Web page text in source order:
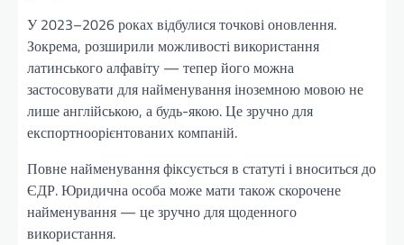
У 2023–2026 роках відбулися точкові оновлення.
Зокрема, розширили можливості використання
латинського алфавіту — тепер його можна
застосовувати для найменування іноземною мовою не
лише англійською, а будь-якою. Це зручно для
експортноорієнтованих компаній.
Повне найменування фіксується в статуті і вноситься до
ЄДР. Юридична особа може мати також скорочене
найменування — це зручно для щоденного
використання.